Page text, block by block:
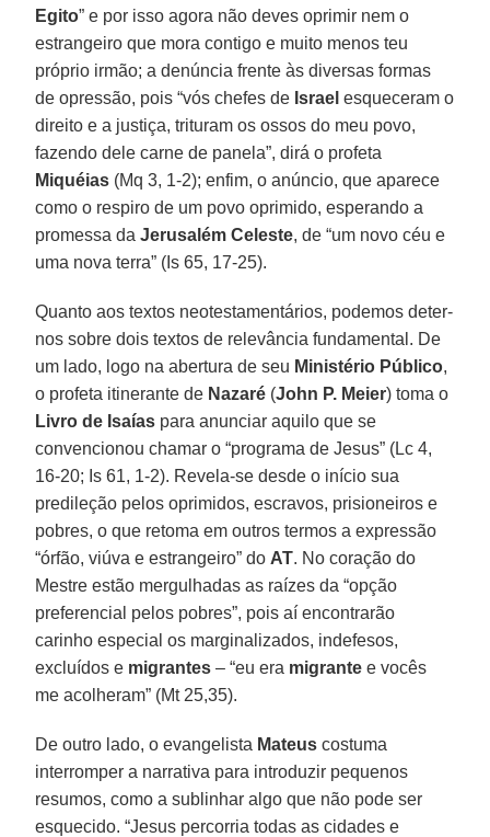
Egito” e por isso agora não deves oprimir nem o
estrangeiro que mora contigo e muito menos teu
próprio irmão; a denúncia frente às diversas formas
de opressão, pois “vós chefes de Israel esqueceram o
direito e a justiça, trituram os ossos do meu povo,
fazendo dele carne de panela”, dirá o profeta
Miquéias (Mq 3, 1-2); enfim, o anúncio, que aparece
como o respiro de um povo oprimido, esperando a
promessa daJerusalém Celeste, de “um novo céu e
uma nova terra” (Is 65, 17-25).
Quanto aos textos neotestamentários, podemos deter-
nos sobre dois textos de relevância fundamental. De
um lado, logo na abertura de seu Ministério Público,
o profeta itinerante de Nazaré (John P. Meier) toma o
Livro de Isaías para anunciar aquilo que se
convencionou chamar o “programa de Jesus” (Lc 4,
16-20; Is 61, 1-2). Revela-se desde o início sua
predileção pelos oprimidos, escravos, prisioneiros e
pobres, o que retoma em outros termos a expressão
“órfão, viúva e estrangeiro” do AT. No coração do
Mestre estão mergulhadas as raízes da “opção
preferencial pelos pobres”, pois aí encontrarão
carinho especial os marginalizados, indefesos,
excluídos e migrantes – “eu era migrante e vocês
me acolheram” (Mt 25,35).
De outro lado, o evangelista Mateus costuma
interromper a narrativa para introduzir pequenos
resumos, como a sublinhar algo que não pode ser
esquecido. “Jesus percorria todas as cidades e